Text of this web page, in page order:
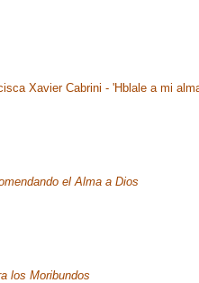
Xavier Cabrini - 'Hblale a mi
el Alma a Dios
los Moribundos